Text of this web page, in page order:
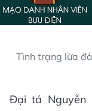
Tình trạng lừa
Đại tá Nguyễn